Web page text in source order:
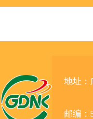
地址：
邮编：